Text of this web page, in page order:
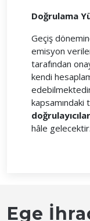
Doğrulama
Geçiş
emisyon
tarafından
kendi
kapsamındaki
doğrulayıcılar
hâle gelecektir.
Ege